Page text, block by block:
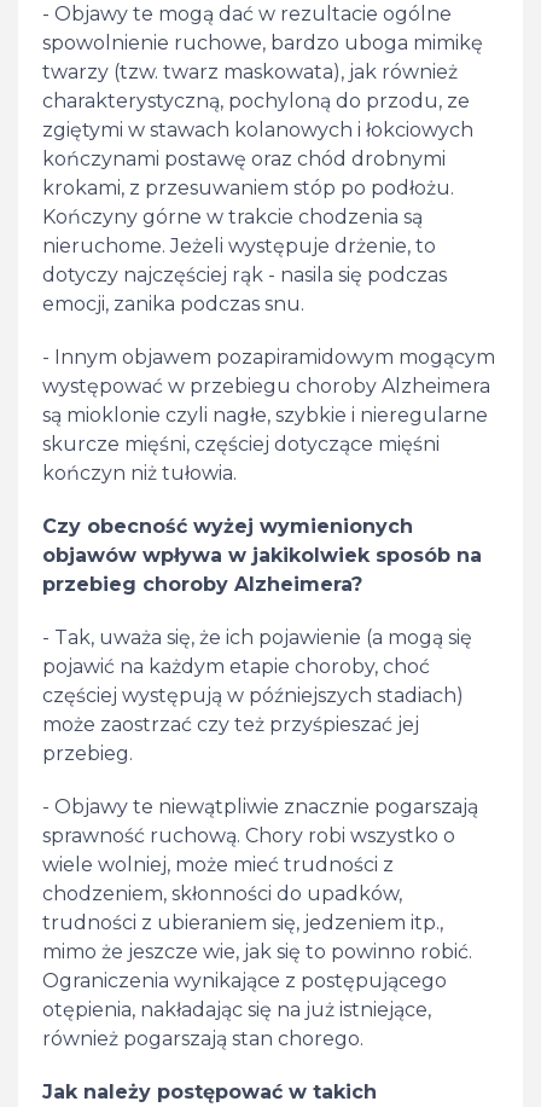
- Objawy te mogą dać w rezultacie ogólne
spowolnienie ruchowe, bardzo uboga mimikę
twarzy (tzw. twarz maskowata), jak również
charakterystyczną, pochyloną do przodu, ze
zgiętymi w stawach kolanowych i łokciowych
kończynami postawę oraz chód drobnymi
krokami, z przesuwaniem stóp po podłożu.
Kończyny górne w trakcie chodzenia są
nieruchome. Jeżeli występuje drżenie, to
dotyczy najczęściej rąk - nasila się podczas
emocji, zanika podczas snu.
- Innym objawem pozapiramidowym mogącym
występować w przebiegu choroby Alzheimera
są mioklonie czyli nagłe, szybkie i nieregularne
skurcze mięśni, częściej dotyczące mięśni
kończyn niż tułowia.
Czy obecność wyżej wymienionych
objawów wpływa w jakikolwiek sposób na
przebieg choroby Alzheimera?
- Tak, uważa się, że ich pojawienie (a mogą się
pojawić na każdym etapie choroby, choć
częściej występują w późniejszych stadiach)
może zaostrzać czy też przyśpieszać jej
przebieg.
- Objawy te niewątpliwie znacznie pogarszają
sprawność ruchową. Chory robi wszystko o
wiele wolniej, może mieć trudności z
chodzeniem, skłonności do upadków,
trudności z ubieraniem się, jedzeniem itp.,
mimo że jeszcze wie, jak się to powinno robić.
Ograniczenia wynikające z postępującego
otępienia, nakładając się na już istniejące,
również pogarszają stan chorego.
Jak należy postępować w takich